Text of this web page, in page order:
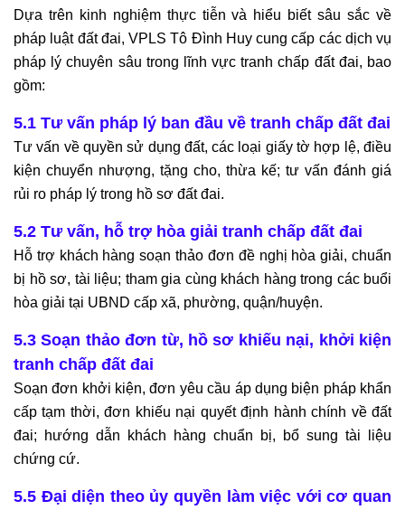
Dựa trên kinh nghiệm thực tiễn và hiểu biết sâu sắc về
pháp luật đất đai, VPLS Tô Đình Huy cung cấp các dịch vụ
pháp lý chuyên sâu trong lĩnh vực tranh chấp đất đai, bao
gồm:
5.1 Tư vấn pháp lý ban đầu về tranh chấp đất đai
Tư vấn về quyền sử dụng đất, các loại giấy tờ hợp lệ, điều
kiện chuyển nhượng, tặng cho, thừa kế; tư vấn đánh giá
rủi ro pháp lý trong hồ sơ đất đai.
5.2 Tư vấn, hỗ trợ hòa giải tranh chấp đất đai
Hỗ trợ khách hàng soạn thảo đơn đề nghị hòa giải, chuẩn
bị hồ sơ, tài liệu; tham gia cùng khách hàng trong các buổi
hòa giải tại UBND cấp xã, phường, quận/huyện.
5.3 Soạn thảo đơn từ, hồ sơ khiếu nại, khởi kiện
tranh chấp đất đai
Soạn đơn khởi kiện, đơn yêu cầu áp dụng biện pháp khẩn
cấp tạm thời, đơn khiếu nại quyết định hành chính về đất
đai; hướng dẫn khách hàng chuẩn bị, bổ sung tài liệu
chứng cứ.
5.5 Đại diện theo ủy quyền làm việc với cơ quan